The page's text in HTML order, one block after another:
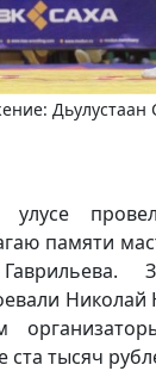
Дьулустаан
памяти
ста тысяч